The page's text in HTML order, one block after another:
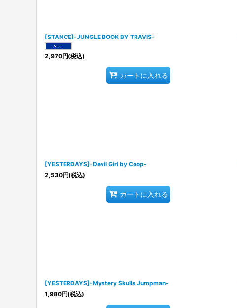
[STANCE]-JUNGLE BOOK BY TRAVIS-
2,970円(税込)
カートに入れる
[YESTERDAYS]-Devil Girl by Coop-
2,530円(税込)
カートに入れる
[YESTERDAYS]-Mystery Skulls Jumpman-
1,980円(税込)